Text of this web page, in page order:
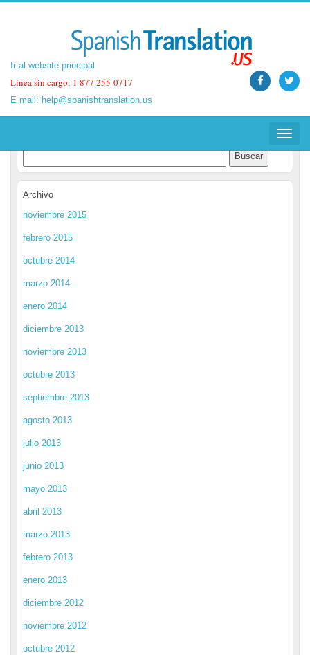
Ir al website principal
Linea sin cargo: 1 877 255-0717
E mail: help@spanishtranslation.us
Toggle
Ir al website principal
Linea sin cargo: 1 877 255-0717
E mail: help@spanishtranslation.us
Toggle
Spanish Translation Blog
Archivo
noviembre 2015
febrero 2015
octubre 2014
marzo 2014
enero 2014
diciembre 2013
noviembre 2013
octubre 2013
septiembre 2013
agosto 2013
julio 2013
junio 2013
mayo 2013
abril 2013
marzo 2013
febrero 2013
enero 2013
diciembre 2012
noviembre 2012
octubre 2012